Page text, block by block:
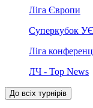
Ліга Європи
Суперкубок
Ліга
ЛЧ - Top News
До всіх турнірів